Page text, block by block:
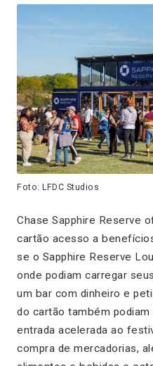
Foto: LFDC Studios
Chase Sapphire Reserve
cartão acesso a
se o Sapphire Reserve
onde podiam carregar
um bar com dinheiro e
do cartão também
entrada acelerada ao
compra de mercadorias,